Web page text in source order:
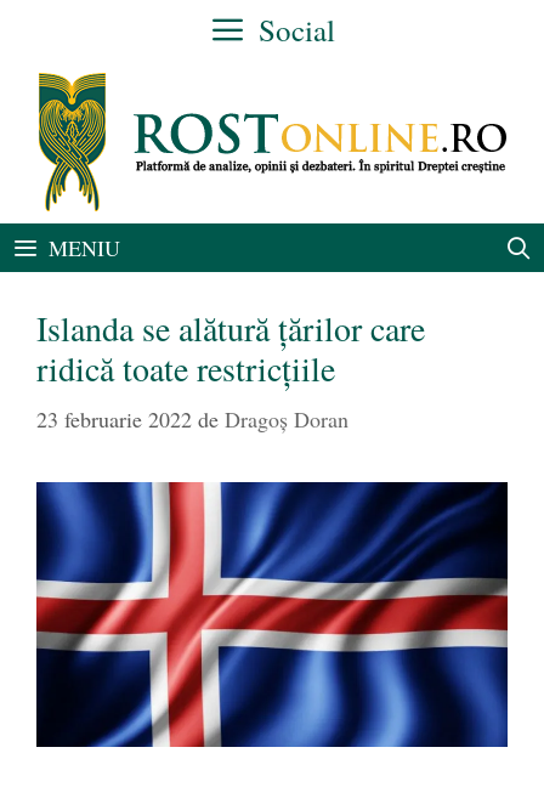
conținut
Social
MENIU
Islanda se alătură țărilor care
ridică toate restricțiile
23 februarie 2022 de Dragoș Doran